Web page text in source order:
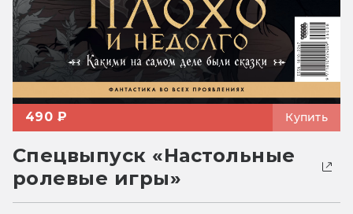
490 ₽ Купить
Спецвыпуск «Настольные
ролевые игры»